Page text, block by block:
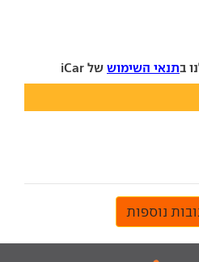
בתנאי השימוש של iCar
נוספות